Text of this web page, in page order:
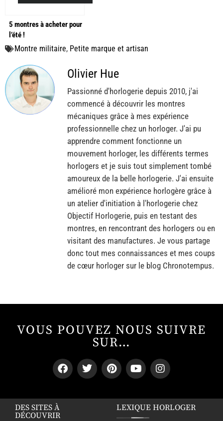
5 montres à acheter pour
l’été !
Montre militaire, Petite marque et artisan
Olivier Hue
Passionné d'horlogerie depuis 2010, j'ai
commencé à découvrir les montres
mécaniques grâce à mes expérience
professionnelle chez un horloger. J'ai pu
apprendre comment fonctionne un
mouvement horloger, les différents termes
horlogers et je suis tout simplement tombé
amoureux de la belle horlogerie. J'ai ensuite
amélioré mon expérience horlogère grâce à
un atelier d'initiation à l'horlogerie chez
Objectif Horlogerie, puis en testant des
montres, en rencontrant des horlogers ou en
visitant des manufactures. Je vous partage
donc tout mes connaissances et mes coups
de cœur horloger sur le blog Chronotempus.
VOUS POUVEZ NOUS SUIVRE
SUR…
DES SITES À
DÉCOUVRIR
LEXIQUE HORLOGER